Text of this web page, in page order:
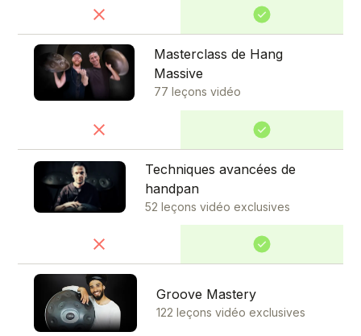
Masterclass de Hang
Massive
77 leçons vidéo
Techniques avancées de
handpan
52 leçons vidéo exclusives
Groove Mastery
122 leçons vidéo exclusives